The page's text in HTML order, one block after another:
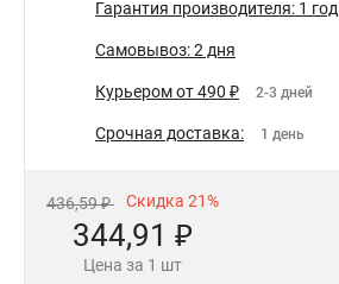
Гарантия производителя: 1 год
Самовывоз: 2 дня
Курьером от 490 ₽ 2-3 дней
Срочная доставка: 1 день
436,59 ₽ Скидка 21%
344,91 ₽
Цена за 1 шт